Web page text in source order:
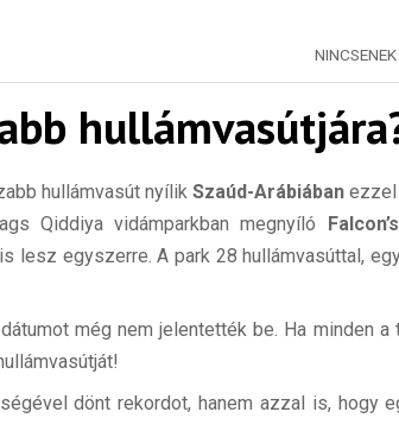
hullámvasút nyílikSzaúd-Arábiában ezzel
Qiddiya vidámparkban megnyíló
lesz egyszerre. A park 28 hullámvasúttal,
még nem jelentették be. Ha minden a
dönt rekordot, hanem azzal is, hogy